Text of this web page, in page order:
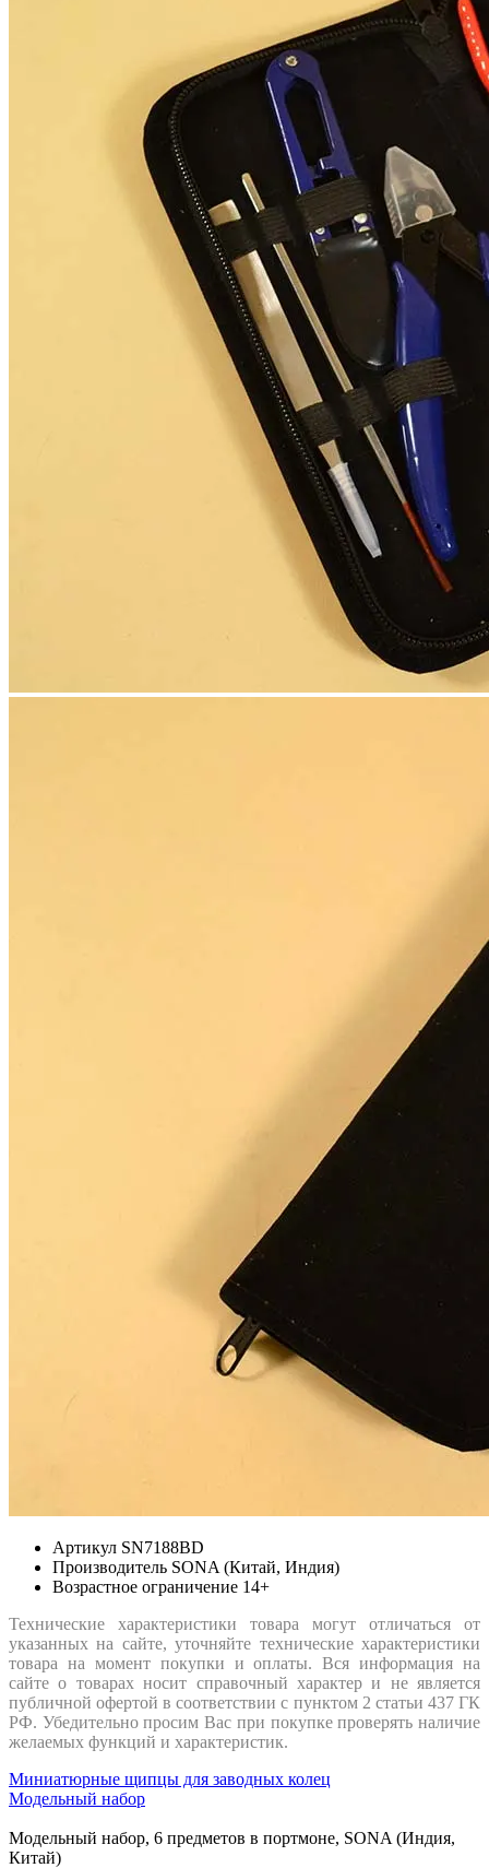
Артикул SN7188BD
Производитель SONA (Китай, Индия)
Возрастное ограничение 14+
Технические характеристики товара могут отличаться от
указанных на сайте, уточняйте технические характеристики
товара на момент покупки и оплаты. Вся информация на
сайте о товарах носит справочный характер и не является
публичной офертой в соответствии с пунктом 2 статьи 437 ГК
РФ. Убедительно просим Вас при покупке проверять наличие
желаемых функций и характеристик.
Миниатюрные щипцы для заводных колец
Модельный набор
Модельный набор, 6 предметов в портмоне, SONA (Индия,
Китай)